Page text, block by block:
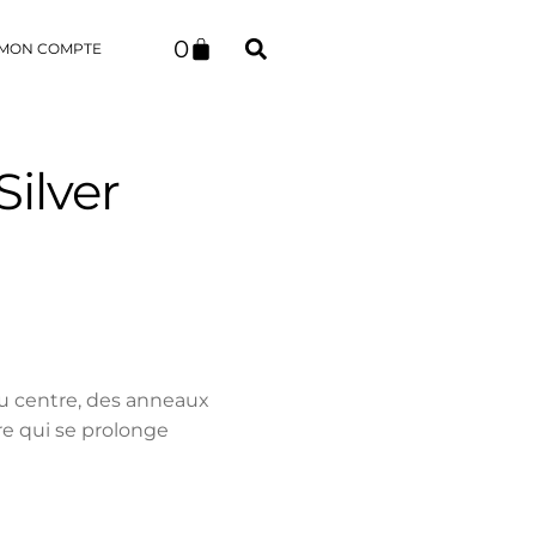
COMPTE 0
centre, des anneaux
qui se prolonge